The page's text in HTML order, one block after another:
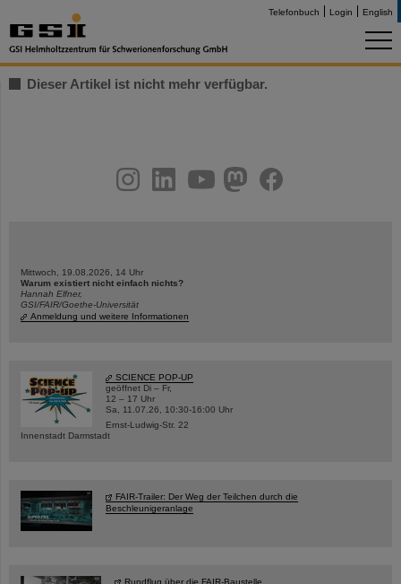
Telefonbuch Login English
Dieser Artikel ist nicht mehr verfügbar.
youtubehelmholtz.socialfacebook
Mittwoch, 19.08.2026, 14 Uhr
Warum existiert nicht einfach nichts?
Hannah Elfner,
GSI/FAIR/Goethe-Universität
Anmeldung und weitere Informationen
SCIENCE POP-UP
geöffnet Di – Fr,
12 – 17 Uhr
Sa, 11.07.26, 10:30-16:00 Uhr
Ernst-Ludwig-Str. 22
Innenstadt Darmstadt
FAIR-Trailer: Der Weg der Teilchen durch die
Beschleunigeranlage
Rundflug über die FAIR-Baustelle